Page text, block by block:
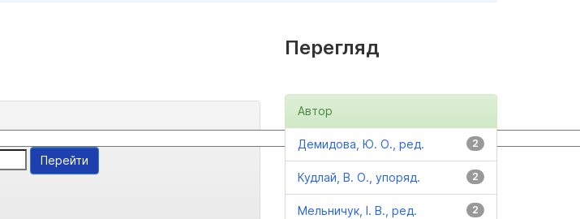
Перегляд
Автор
2
Демидова, Ю. О., ред.
2
Кудлай, В. О., упоряд.
2
Мельничук, І. В., ред.